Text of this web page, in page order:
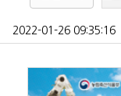
2022-01-26 09:35:16